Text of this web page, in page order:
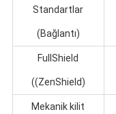
Standartlar
(Bağlantı)
FullShield
((ZenShield)
Mekanik kilit